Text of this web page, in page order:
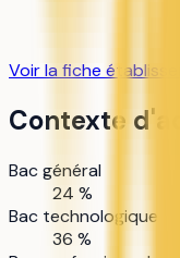
Voir la fiche
Contexte
Bac général
24 %
Bac technologique
36 %